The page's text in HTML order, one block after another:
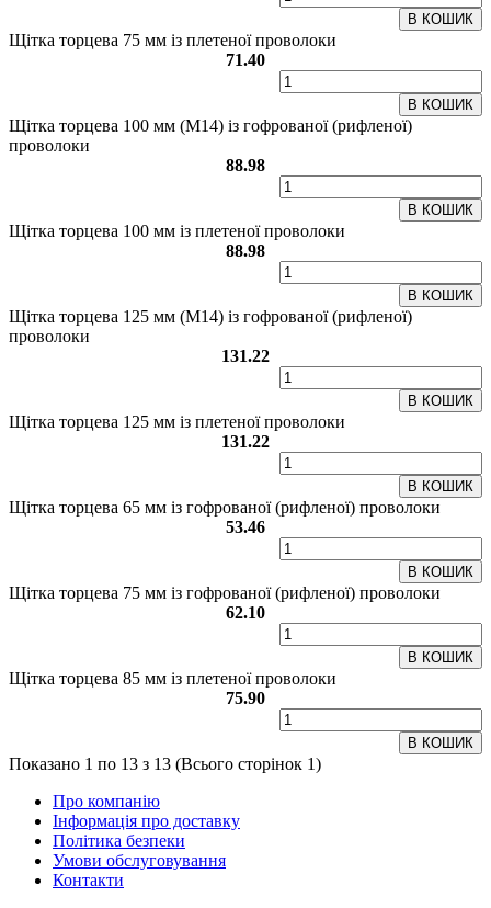
В КОШИК
Щітка торцева 75 мм із плетеної проволоки
71.40
В КОШИК
Щітка торцева 100 мм (М14) із гофрованої (рифленої)
проволоки
88.98
В КОШИК
Щітка торцева 100 мм із плетеної проволоки
88.98
В КОШИК
Щітка торцева 125 мм (М14) із гофрованої (рифленої)
проволоки
131.22
В КОШИК
Щітка торцева 125 мм із плетеної проволоки
131.22
В КОШИК
Щітка торцева 65 мм із гофрованої (рифленої) проволоки
53.46
В КОШИК
Щітка торцева 75 мм із гофрованої (рифленої) проволоки
62.10
В КОШИК
Щітка торцева 85 мм із плетеної проволоки
75.90
В КОШИК
Показано 1 по 13 з 13 (Всього сторінок 1)
Про компанію
Інформація про доставку
Політика безпеки
Умови обслуговування
Контакти